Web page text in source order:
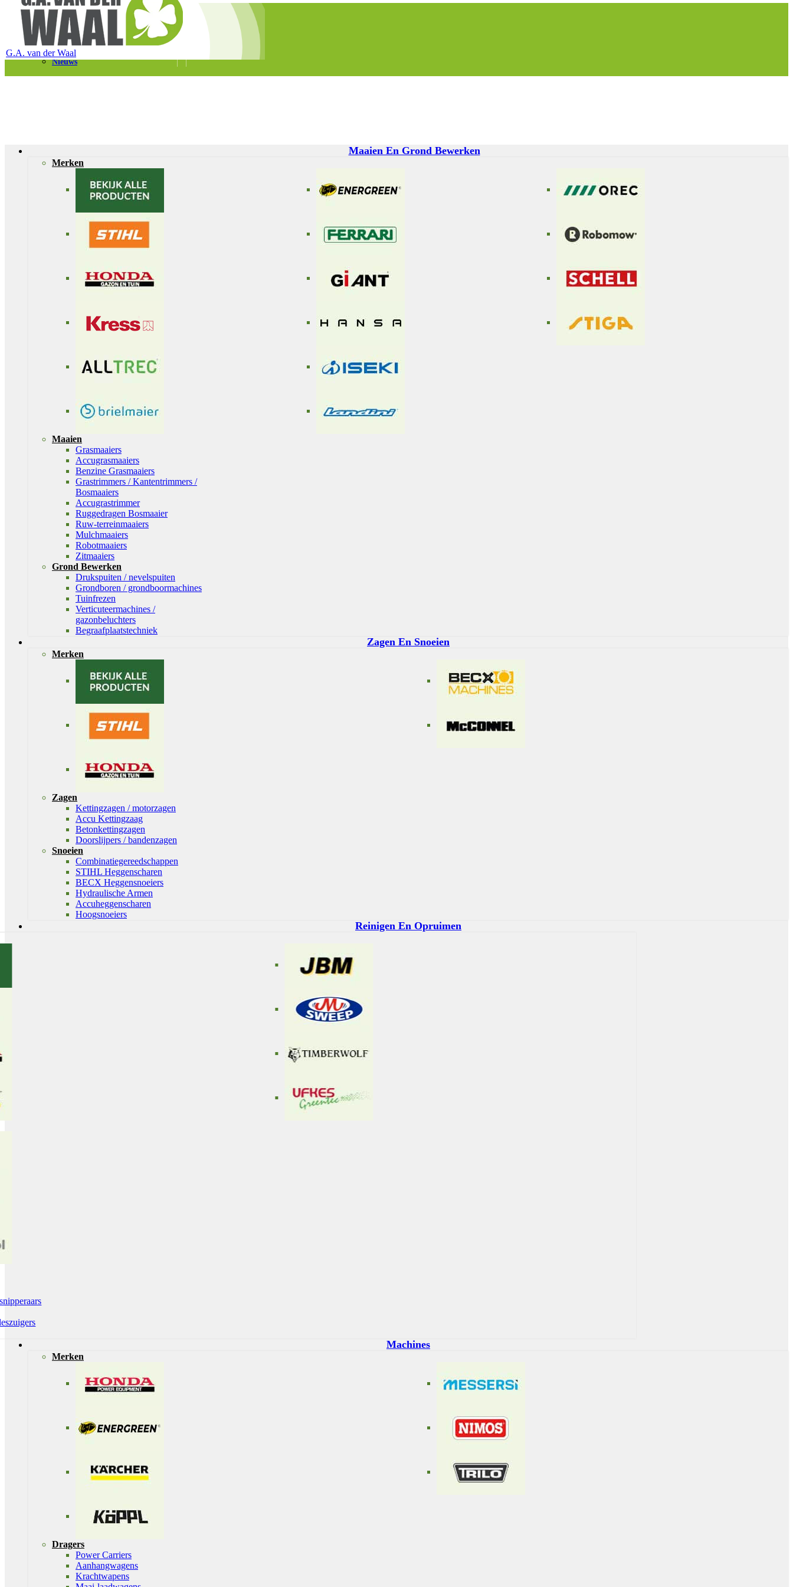
Telefoon 0180 – 421399
Schaapherderweg 6, 2988 CK Ridderkerk
Vacatures
Nieuws
G.A. van der Waal
Maaien En Grond Bewerken
Merken
Maaien
Grasmaaiers
Accugrasmaaiers
Benzine Grasmaaiers
Grastrimmers / Kantentrimmers /
Bosmaaiers
Accugrastrimmer
Ruggedragen Bosmaaier
Ruw-terreinmaaiers
Mulchmaaiers
Robotmaaiers
Zitmaaiers
Grond Bewerken
Drukspuiten / nevelspuiten
Grondboren / grondboormachines
Tuinfrezen
Verticuteermachines /
gazonbeluchters
Begraafplaatstechniek
Zagen En Snoeien
Merken
Zagen
Kettingzagen / motorzagen
Accu Kettingzaag
Betonkettingzagen
Doorslijpers / bandenzagen
Snoeien
Combinatiegereedschappen
STIHL Heggenscharen
BECX Heggensnoeiers
Hydraulische Armen
Accuheggenscharen
Hoogsnoeiers
Reinigen En Opruimen
Machines
Merken
Dragers
Power Carriers
Aanhangwagens
Krachtwapens